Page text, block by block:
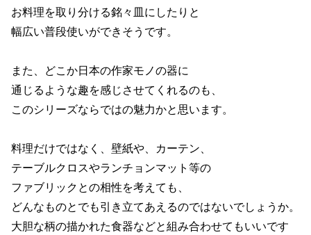
お料理を取り分ける銘々皿にしたりと
幅広い普段使いができそうです。
また、どこか日本の作家モノの器に
通じるような趣を感じさせてくれるのも、
このシリーズならではの魅力かと思います。
料理だけではなく、壁紙や、カーテン、
テーブルクロスやランチョンマット等の
ファブリックとの相性を考えても、
どんなものとでも引き立てあえるのではないでしょうか。
大胆な柄の描かれた食器などと組み合わせてもいいです